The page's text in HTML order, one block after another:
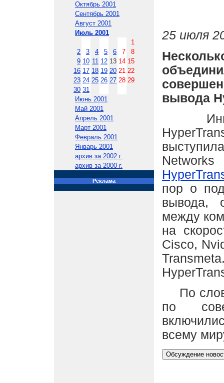
Октябрь 2001
Сентябрь 2001
Август 2001
Июль 2001
1
2
3 4 5 6 7
8
9 10 11 12 13 14 15
16 17 18 19 20 21 22
23 24 25 26 27 28 29
30 31
Июнь 2001
Май 2001
Апрель 2001
Март 2001
Февраль 2001
Январь 2001
архив за 2002 г.
архив за 2000 г.
Реклама
25 июля
вывода
пор о
вывода,
между
на
Cisco,
По
по
всему